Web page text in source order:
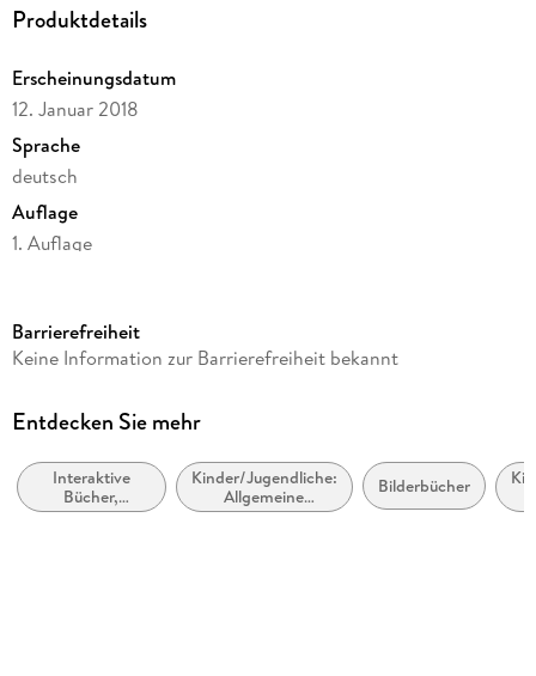
Produktdetails
Erscheinungsdatum
12. Januar 2018
Sprache
deutsch
Auflage
1. Auflage
Altersempfehlung
Reihe
Autor/Autorin
Fiona Watt
Barrierefreiheit
Keine Information zur Barrierefreiheit bekannt
Entdecken Sie mehr
Interaktive
Bücher,
Mitmachbücher,
Kinder/Jugendliche:
Allgemeine
Interessen:
Bilderbücher